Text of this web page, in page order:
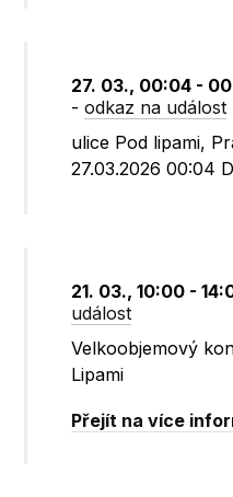
27. 03., 00:04 -
-odkaz na událost
ulice Pod lipami,
27.03.2026 00:04
21. 03., 10:00 -
událost
Velkoobjemový
Lipami
Přejít na více